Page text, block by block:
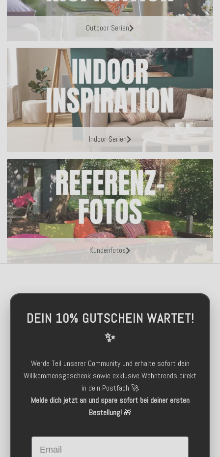
Outdoor Serien
Indoor Serien
Kundenfotos
DEIN 10% GUTSCHEIN WARTET!
✨
Werde Teil unserer Community und erhalte sofort dein
Willkommensgeschenk sowie exklusive Wohntrends direkt
in dein Postfach 🚀
Melde dich jetzt an und spare sofort bei deiner ersten
Bestellung!🎁
Email